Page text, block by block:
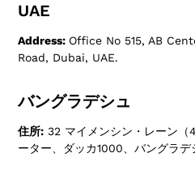
UAE
Address: Office No 515, AB
Road, Dubai, UAE.
バングラデシュ
住所: 32 マイメンシン・レーン
ーター、ダッカ1000、バングラデ